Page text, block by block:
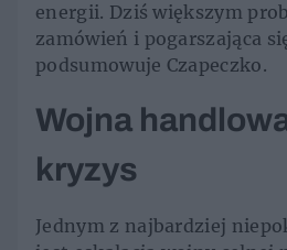
energii. Dziś większym
zamówień i pogarszająca
podsumowuje Czapeczko.
Wojna
kryzys
Jednym z najbardziej